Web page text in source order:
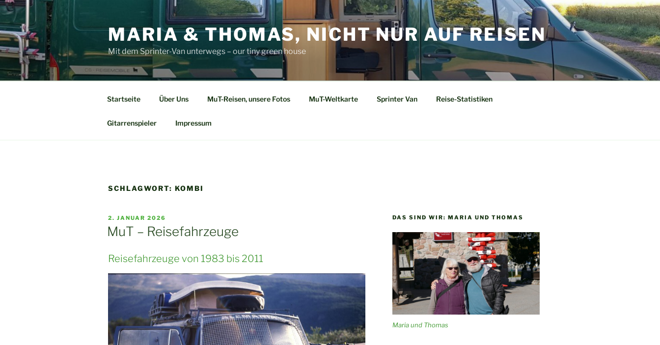
Zum
Inhalt
springen
MARIA & THOMAS, NICHT NUR AUF REISEN
Mit dem Sprinter-Van unterwegs – our tiny green house
Startseite Über Uns MuT-Reisen, unsere Fotos MuT-Weltkarte Sprinter Van Reise-Statistiken
Gitarrenspieler Impressum
SCHLAGWORT: KOMBI
VERÖFFENTLICHT
AM
2. JANUAR 2026
MuT – Reisefahrzeuge
Reisefahrzeuge von 1983 bis 2011
DAS SIND WIR: MARIA UND THOMAS
Maria und Thomas